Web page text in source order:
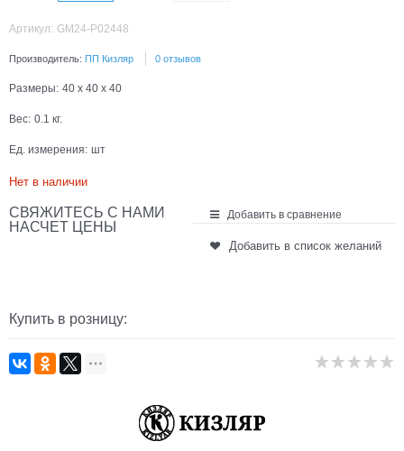
Артикул: GM24-P02448
Производитель: ПП Кизляр 0 отзывов
Размеры: 40 x 40 x 40
Вес: 0.1 кг.
Ед. измерения: шт
Нет в наличии
СВЯЖИТЕСЬ С НАМИ
НАСЧЕТ ЦЕНЫ
Добавить в сравнение
Добавить в список желаний
Купить в розницу: